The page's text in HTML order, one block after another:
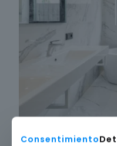
Consentimiento